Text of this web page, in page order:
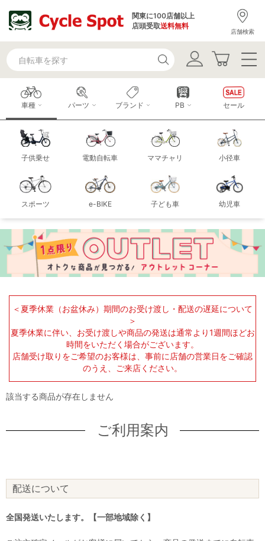
関東に100店舗以上
店頭受取送料無料
店舗検索
車種
子供乗せ 電動自転車 ママチャリ 小径車
スポーツ e-BIKE 子ども車 幼児車
パーツ ブランド PB セール
＜夏季休業（お盆休み）期間のお受け渡し・配送の遅延について
＞
夏季休業に伴い、お受け渡しや商品の発送は通常より1週間ほどお
時間をいただく場合がございます。
店舗受け取りをご希望のお客様は、事前に店舗の営業日をご確認
のうえ、ご来店ください。
該当する商品が存在しません
ご利用案内
配送について
全国発送いたします。【一部地域除く】